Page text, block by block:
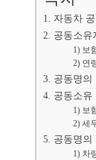
1. 자동차
2. 공동소유
1) 보
2) 연
3. 공동명의
4. 공동소유
1) 보
2) 세
5. 공동명의
1) 차